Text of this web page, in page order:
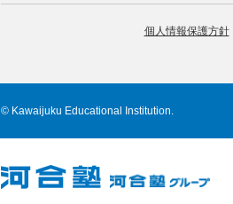
個人情報保護方針
© Kawaijuku Educational Institution.